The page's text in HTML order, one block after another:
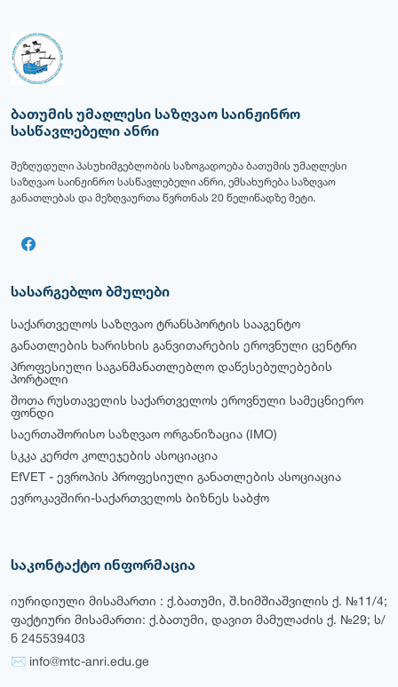
ბათუმის უმაღლესი საზღვაო საინჟინრო
სასწავლებელი ანრი
შეზღუდული პასუხიმგებლობის საზოგადოება ბათუმის უმაღლესი
საზღვაო საინჟინრო სასწავლებელი ანრი, ემსახურება საზღვაო
განათლებას და მეზღვაურთა წვრთნას 20 წელიწადზე მეტი.
სასარგებლო ბმულები
საქართველოს საზღვაო ტრანსპორტის სააგენტო
განათლების ხარისხის განვითარების ეროვნული ცენტრი
პროფესიული საგანმანათლებლო დაწესებულებების
პორტალი
შოთა რუსთაველის საქართველოს ეროვნული სამეცნიერო
ფონდი
საერთაშორისო საზღვაო ორგანიზაცია (IMO)
სკკა კერძო კოლეჯების ასოციაცია
EfVET - ევროპის პროფესიული განათლების ასოციაცია
ევროკავშირი-საქართველოს ბიზნეს საბჭო
საკონტაქტო ინფორმაცია
იურიდიული მისამართი : ქ.ბათუმი, შ.ხიმშიაშვილის ქ. №11/4;
ფაქტიური მისამართი: ქ.ბათუმი, დავით მამულაძის ქ. №29; ს/
ნ 245539403
✉ info@mtc-anri.edu.ge